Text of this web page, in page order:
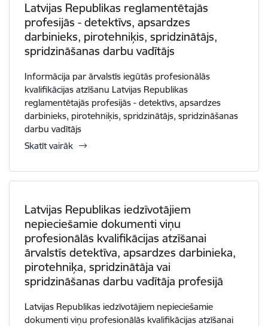
Latvijas Republikas reglamentētajās
profesijās - detektīvs, apsardzes
darbinieks, pirotehniķis, spridzinātājs,
spridzināšanas darbu vadītājs
Informācija par ārvalstīs iegūtās profesionālās
kvalifikācijas atzīšanu Latvijas Republikas
reglamentētajās profesijās - detektīvs, apsardzes
darbinieks, pirotehniķis, spridzinātājs, spridzināšanas
darbu vadītājs
Skatīt vairāk
Latvijas Republikas iedzīvotājiem
nepieciešamie dokumenti viņu
profesionālās kvalifikācijas atzīšanai
ārvalstīs detektīva, apsardzes darbinieka,
pirotehniķa, spridzinātāja vai
spridzināšanas darbu vadītāja profesijā
Latvijas Republikas iedzīvotājiem nepieciešamie
dokumenti viņu profesionālās kvalifikācijas atzīšanai